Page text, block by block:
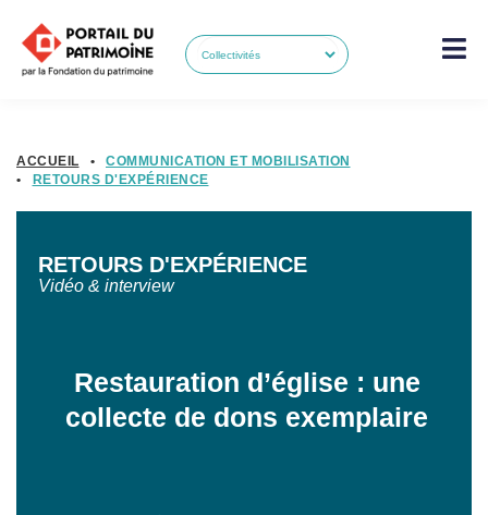
ACCUEIL •
COMMUNICATION ET MOBILISATION
•
RETOURS D'EXPÉRIENCE
RETOURS D'EXPÉRIENCE
Vidéo & interview
Restauration d’église : une
collecte de dons exemplaire